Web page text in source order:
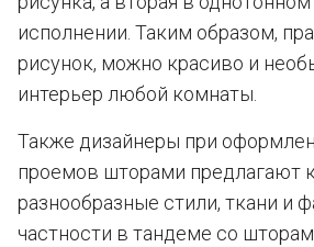
исполнении. Таким образом,
рисунок, можно красиво и
интерьер любой комнаты.
Также дизайнеры при
проемов шторами предлагают
разнообразные стили, ткани и
частности в тандеме со